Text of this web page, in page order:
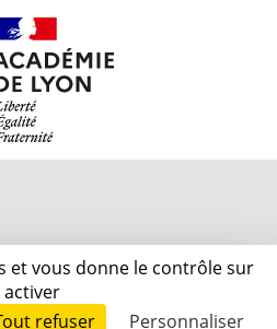
et vous donne le contrôle sur
activer
refuser Personnaliser